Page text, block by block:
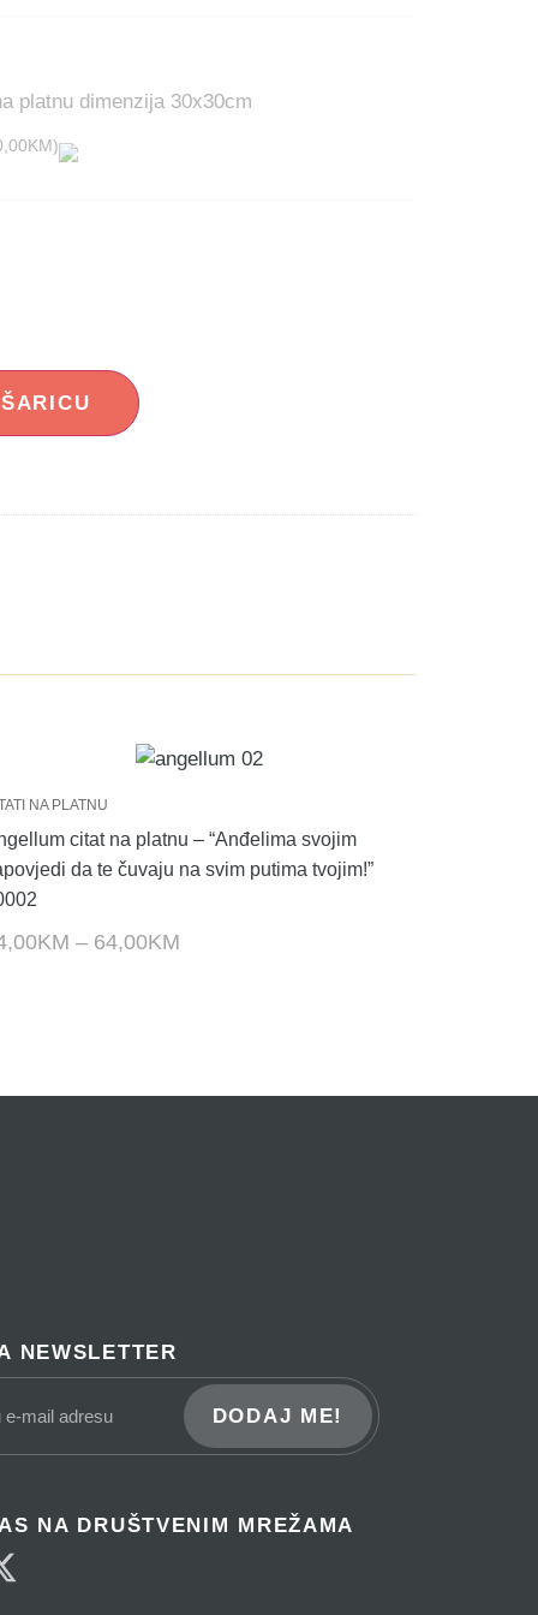
platnu dimenzija 30x30cm
KM)
NA PLATNU
citat na platnu – “Anđelima svojim
da te čuvaju na svim putima tvojim!”
KM – 64,00KM
NEWSLETTER
DODAJ ME!
NA DRUŠTVENIM MREŽAMA